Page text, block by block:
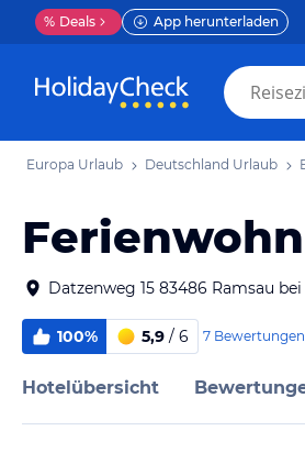
% Deals App herunterladen
Europa Urlaub Deutschland Urlaub
Datzenweg 15 83486 Ramsau
100% 5,9 / 6 7 Bewertungen
Hotelübersicht